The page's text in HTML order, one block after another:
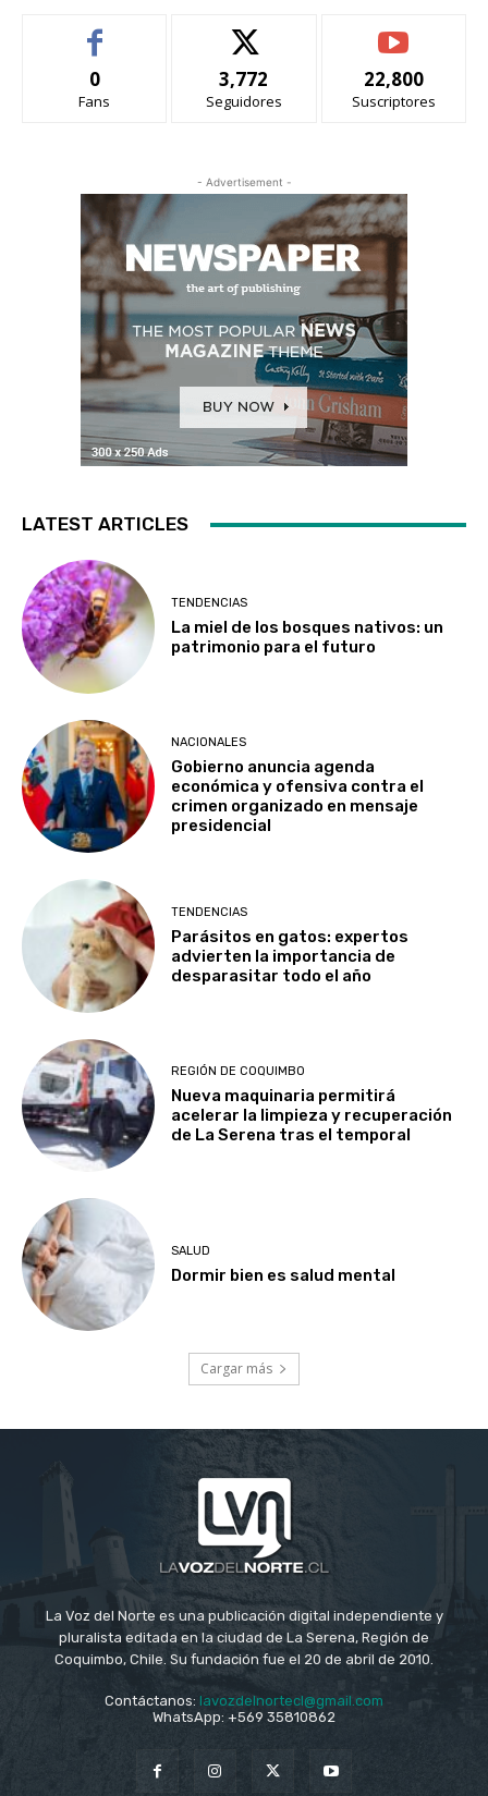
0
Fans
3,772
Seguidores
22,800
Suscriptores
- Advertisement -
LATEST ARTICLES
TENDENCIAS
La miel de los bosques nativos: un
patrimonio para el futuro
NACIONALES
Gobierno anuncia agenda
económica y ofensiva contra el
crimen organizado en mensaje
presidencial
TENDENCIAS
Parásitos en gatos: expertos
advierten la importancia de
desparasitar todo el año
REGIÓN DE COQUIMBO
Nueva maquinaria permitirá
acelerar la limpieza y recuperación
de La Serena tras el temporal
SALUD
Dormir bien es salud mental
Cargar más
La Voz del Norte es una publicación digital independiente y
pluralista editada en la ciudad de La Serena, Región de
Coquimbo, Chile. Su fundación fue el 20 de abril de 2010.
Contáctanos: lavozdelnortecl@gmail.com
WhatsApp: +569 35810862